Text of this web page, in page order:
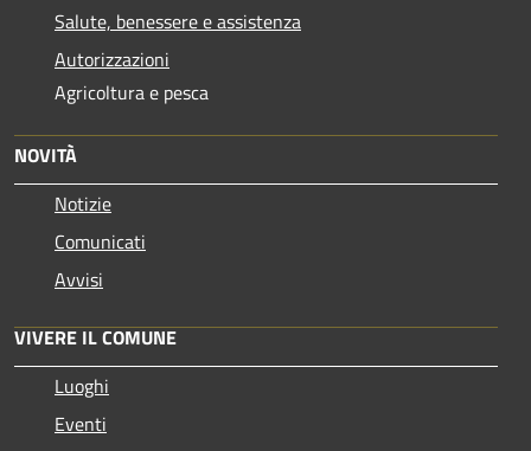
Salute, benessere e assistenza
Autorizzazioni
Agricoltura e pesca
NOVITÀ
Notizie
Comunicati
Avvisi
VIVERE IL COMUNE
Luoghi
Eventi